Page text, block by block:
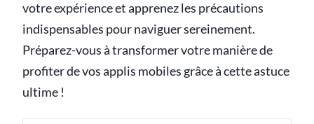
votre expérience et apprenez les précautions
indispensables pour naviguer sereinement.
Préparez-vous à transformer votre manière de
profiter de vos applis mobiles grâce à cette astuce
ultime !